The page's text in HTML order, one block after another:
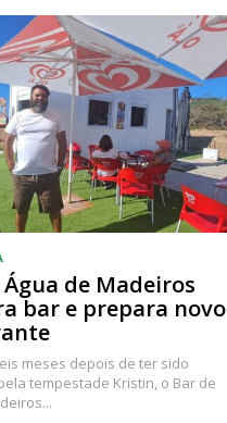
Água de Madeiros
bar e prepara novo
meses depois de ter sido
tempestade Kristin, o Bar de